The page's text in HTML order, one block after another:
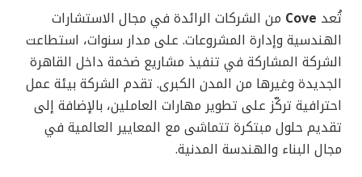
تُعد Cove من الشركات الرائدة في مجال الاستشارات
الهندسية وإدارة المشروعات. على مدار سنوات، استطاعت
الشركة المشاركة في تنفيذ مشاريع ضخمة داخل القاهرة
الجديدة وغيرها من المدن الكبرى. تقدم الشركة بيئة عمل
احترافية تركّز على تطوير مهارات العاملين، بالإضافة إلى
تقديم حلول مبتكرة تتماشى مع المعايير العالمية في
مجال البناء والهندسة المدنية.